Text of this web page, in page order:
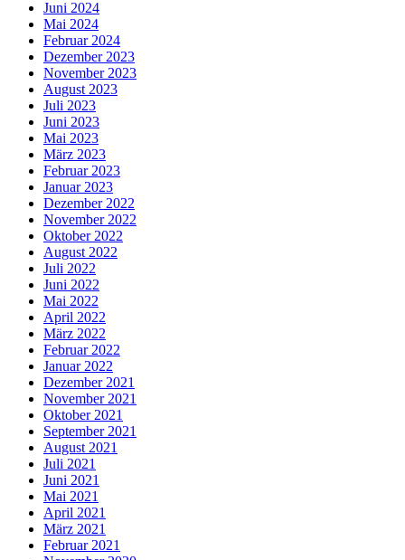
Juni 2024
Mai 2024
Februar 2024
Dezember 2023
November 2023
August 2023
Juli 2023
Juni 2023
Mai 2023
März 2023
Februar 2023
Januar 2023
Dezember 2022
November 2022
Oktober 2022
August 2022
Juli 2022
Juni 2022
Mai 2022
April 2022
März 2022
Februar 2022
Januar 2022
Dezember 2021
November 2021
Oktober 2021
September 2021
August 2021
Juli 2021
Juni 2021
Mai 2021
April 2021
März 2021
Februar 2021